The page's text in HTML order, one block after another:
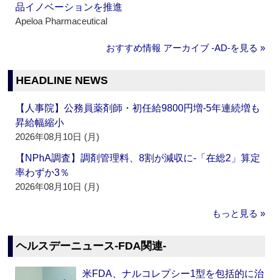
品イノベーションを推進
Apeloa Pharmaceutical
おすすめ情報 アーカイブ ‐AD‐を見る »
HEADLINE NEWS
【人事院】公務員薬剤師・初任給9800円増‐5年連続増も
昇給幅縮小
2026年08月10日 (月)
【NPhA調査】調剤管理料、8割が減収に‐「在総2」算定
率わずか3％
2026年08月10日 (月)
もっと見る »
ヘルスデーニュース‐FDA関連‐
米FDA、ナルコレプシー1型を包括的に治